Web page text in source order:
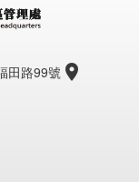
田路99號